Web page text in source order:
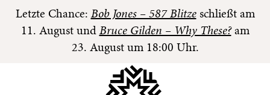
Letzte Chance: Bob Jones – 587 Blitzeschließt am
11. August und Bruce Gilden – Why These?am
23. August um 18:00 Uhr.